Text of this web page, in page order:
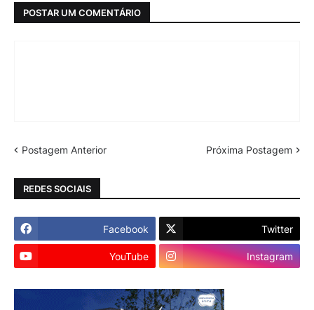
POSTAR UM COMENTÁRIO
Postagem Anterior Próxima Postagem
REDES SOCIAIS
Facebook Twitter
YouTube Instagram